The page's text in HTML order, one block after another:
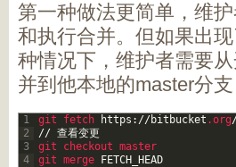
第一种做法更简单，维
和执行合并。但如果出
种情况下，维护者需要
并到他本地的master分支
1
2
3
4
git fetch https : //bitbucket .org
// 查看变更
git checkout master
git merge FETCH_HEAD